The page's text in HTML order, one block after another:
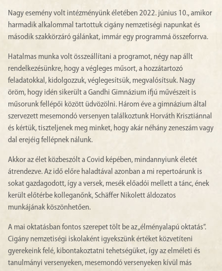
Nagy esemény volt intézményünk életében 2022. június 10., amikor
harmadik alkalommal tartottuk cigány nemzetiségi napunkat és
második szakkörzáró gálánkat, immár egy programmá összeforrva.
Hatalmas munka volt összeállítani a programot, négy nap állt
rendelkezésünkre, hogy a végleges műsort, a hozzátartozó
feladatokkal, kidolgozzuk, véglegesítsük, megvalósítsuk. Nagy
öröm, hogy idén sikerült a Gandhi Gimnázium ifjú művészeit is
műsorunk fellépői között üdvözölni. Három éve a gimnázium által
szervezett mesemondó versenyen találkoztunk Horváth Krisztiánnal
és kértük, tiszteljenek meg minket, hogy akár néhány zeneszám vagy
dal erejéig fellépnek nálunk.
Akkor az élet közbeszólt a Covid képében, mindannyiunk életét
átrendezve. Az idő előre haladtával azonban a mi repertoárunk is
sokat gazdagodott, így a versek, mesék előadói mellett a tánc, ének
került előtérbe kolleganőnk, Schäffer Nikolett áldozatos
munkájának köszönhetően.
A mai oktatásban fontos szerepet tölt be az „élményalapú oktatás”.
Cigány nemzetiségi iskolaként igyekszünk értéket közvetíteni
gyerekeink felé, kibontakoztatni tehetségüket, így az elméleti és
tanulmányi versenyeken, mesemondó versenyeken kívül más